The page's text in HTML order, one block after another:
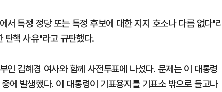
서 특정 정당 또는 특정 후보에 대한 지지 호소나 다름 없다"
탄핵 사유"라고 규탄했다.
김혜경 여사와 함께 사전투표에 나섰다. 문제는 이 대통령
에 발생했다. 이 대통령이 기표용지를 기표소 밖으로 들고나